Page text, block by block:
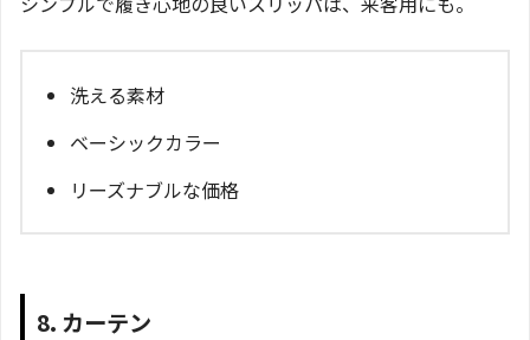
洗える素材
ベーシックカラー
リーズナブルな価格
8. カーテン